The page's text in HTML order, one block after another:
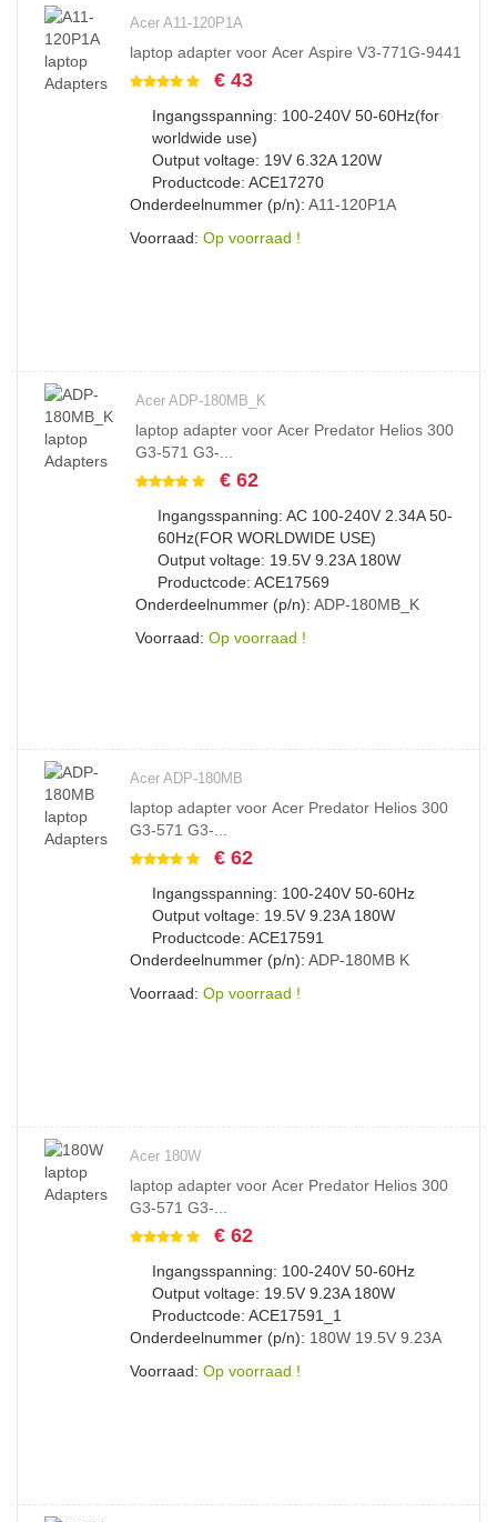
Acer A11-120P1A
laptop adapter voor Acer Aspire V3-771G-9441
€ 43
Ingangsspanning: 100-240V 50-60Hz(for
worldwide use)
Output voltage: 19V 6.32A 120W
Productcode: ACE17270
Onderdeelnummer (p/n): A11-120P1A
Voorraad: Op voorraad !
Acer ADP-180MB_K
laptop adapter voor Acer Predator Helios 300
G3-571 G3-...
€ 62
Ingangsspanning: AC 100-240V 2.34A 50-
60Hz(FOR WORLDWIDE USE)
Output voltage: 19.5V 9.23A 180W
Productcode: ACE17569
Onderdeelnummer (p/n): ADP-180MB_K
Voorraad: Op voorraad !
Acer ADP-180MB
laptop adapter voor Acer Predator Helios 300
G3-571 G3-...
€ 62
Ingangsspanning: 100-240V 50-60Hz
Output voltage: 19.5V 9.23A 180W
Productcode: ACE17591
Onderdeelnummer (p/n): ADP-180MB K
Voorraad: Op voorraad !
Acer 180W
laptop adapter voor Acer Predator Helios 300
G3-571 G3-...
€ 62
Ingangsspanning: 100-240V 50-60Hz
Output voltage: 19.5V 9.23A 180W
Productcode: ACE17591_1
Onderdeelnummer (p/n): 180W 19.5V 9.23A
Voorraad: Op voorraad !